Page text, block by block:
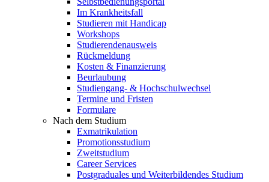
Im Krankheitsfall
Studieren mit Handicap
Workshops
Studierendenausweis
Rückmeldung
Kosten & Finanzierung
Beurlaubung
Studiengang- & Hochschulwechsel
Termine und Fristen
Formulare
Nach dem Studium
Exmatrikulation
Promotionsstudium
Zweitstudium
Career Services
Postgraduales und Weiterbildendes Studium